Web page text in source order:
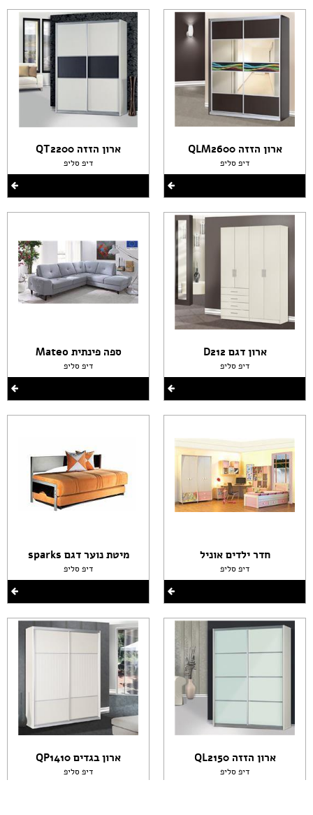
ארון הזזה QLM2600
דיפ סליפ
ארון דגם D212
דיפ סליפ
חדר ילדים אוניל
דיפ סליפ
ארון הזזה QL2150
דיפ סליפ
ארון הזזה QT2200
דיפ סליפ
ספה פינתית Mateo
דיפ סליפ
מיטת נוער דגם sparks
דיפ סליפ
ארון בגדים QP1410
דיפ סליפ